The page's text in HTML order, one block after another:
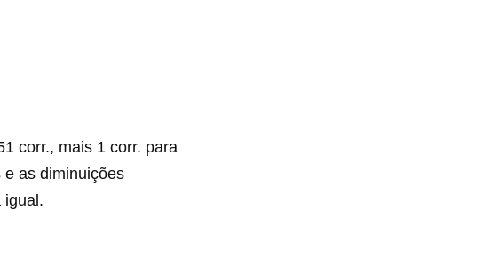
corr., mais 1 corr. para
as diminuições
igual.